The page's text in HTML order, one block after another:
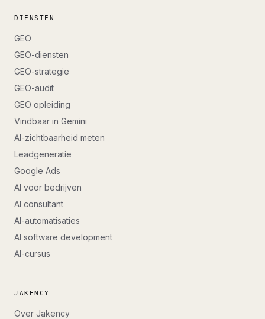
DIENSTEN
GEO
GEO-diensten
GEO-strategie
GEO-audit
GEO opleiding
Vindbaar in Gemini
AI-zichtbaarheid meten
Leadgeneratie
Google Ads
AI voor bedrijven
AI consultant
AI-automatisaties
AI software development
AI-cursus
JAKENCY
Over Jakency